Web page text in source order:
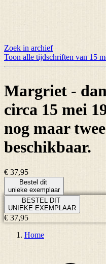
Zoek in archief
Toon alle tijdschriften van 15
Margriet -
circa 15 mei
nog maar
beschikbaar.
€ 37,95
Bestel dit
unieke exemplaar
BESTEL DIT
UNIEKE EXEMPLAAR
€ 37,95
Home